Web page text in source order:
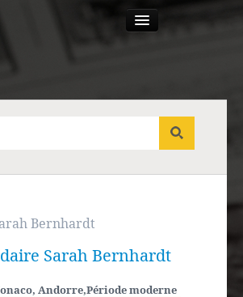
Bernhardt
Sarah Bernhardt
Andorre,Période moderne